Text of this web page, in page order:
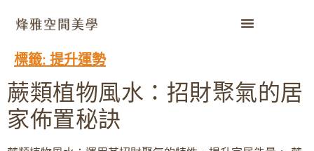
標籤: 提升運勢
蕨類植物風水：招財聚氣的居
家佈置秘訣